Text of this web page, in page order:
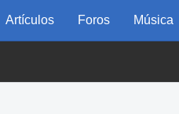
Artículos Foros Música